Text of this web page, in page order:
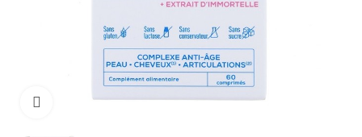
Cliquez pour agrandir